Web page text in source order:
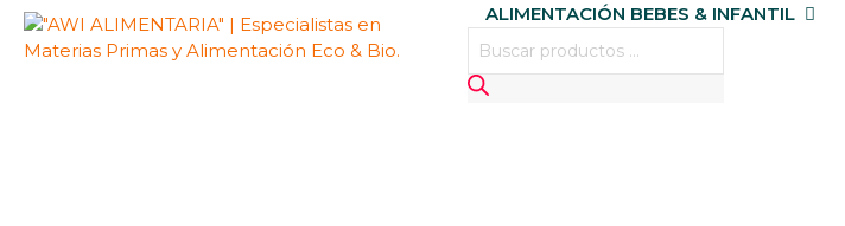
ALIMENTACIÓN BEBES & INFANTIL
BÚSQUEDA DE PRODUCTOS